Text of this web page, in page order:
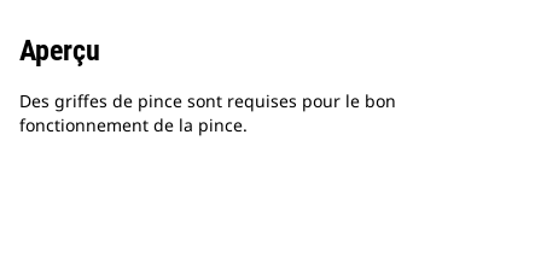
Aperçu
Des griffes de pince sont requises pour le bon
fonctionnement de la pince.